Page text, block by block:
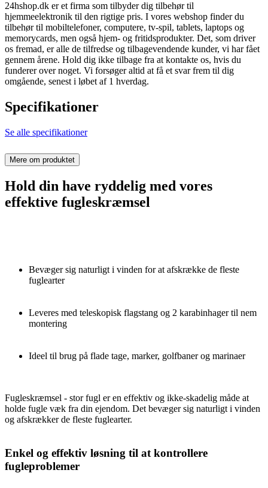
24hshop.dk er et firma som tilbyder dig tilbehør til
hjemmeelektronik til den rigtige pris. I vores webshop finder du
tilbehør til mobiltelefoner, computere, tv-spil, tablets, laptops og
memorycards, men også hjem- og fritidsprodukter. Det, som driver
os fremad, er alle de tilfredse og tilbagevendende kunder, vi har fået
gennem årene. Hold dig ikke tilbage fra at kontakte os, hvis du
funderer over noget. Vi forsøger altid at få et svar frem til dig
omgående, senest i løbet af 1 hverdag.
Specifikationer
Se alle specifikationer
Mere om produktet
Hold din have ryddelig med vores
effektive fugleskræmsel
Bevæger sig naturligt i vinden for at afskrække de fleste
fuglearter
Leveres med teleskopisk flagstang og 2 karabinhager til nem
montering
Ideel til brug på flade tage, marker, golfbaner og marinaer
Fugleskræmsel - stor fugl er en effektiv og ikke-skadelig måde at
holde fugle væk fra din ejendom. Det bevæger sig naturligt i vinden
og afskrækker de fleste fuglearter.
Enkel og effektiv løsning til at kontrollere
fugleproblemer